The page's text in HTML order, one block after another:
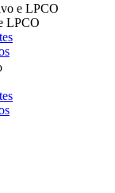
e LPCO
LPCO